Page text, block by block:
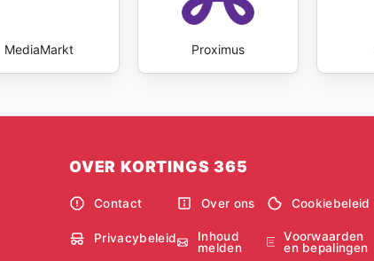
MediaMarkt Proximus
OVER KORTINGS 365
Contact Over ons Cookiebeleid
Privacybeleid
Inhoud
melden
Voorwaarden
en bepalingen